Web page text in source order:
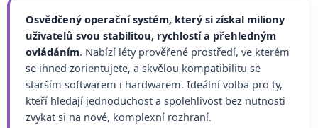
Osvědčený operační systém, který si získal miliony
uživatelů svou stabilitou, rychlostí a přehledným
ovládáním. Nabízí léty prověřené prostředí, ve kterém
se ihned zorientujete, a skvělou kompatibilitu se
starším softwarem i hardwarem. Ideální volba pro ty,
kteří hledají jednoduchost a spolehlivost bez nutnosti
zvykat si na nové, komplexní rozhraní.